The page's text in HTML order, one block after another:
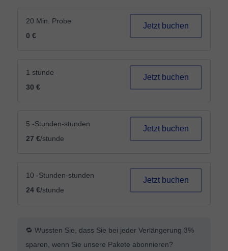
20 Min. Probe
0 €
Jetzt buchen
1 stunde
30 €
Jetzt buchen
5 -Stunden-stunden
27 €/stunde
Jetzt buchen
10 -Stunden-stunden
24 €/stunde
Jetzt buchen
🔁 Wussten Sie, dass Sie bei jeder Verlängerung 3%
sparen, wenn Sie unsere Pakete abonnieren?